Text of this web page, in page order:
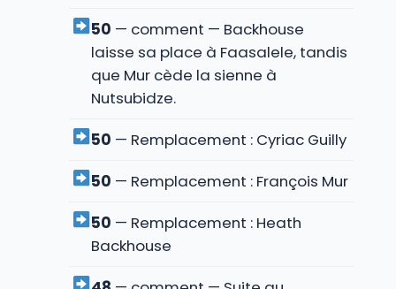
50 — comment — Backhouse
laisse sa place à Faasalele, tandis
que Mur cède la sienne à
Nutsubidze.
50 — Remplacement : Cyriac Guilly
50 — Remplacement : François Mur
50 — Remplacement : Heath
Backhouse